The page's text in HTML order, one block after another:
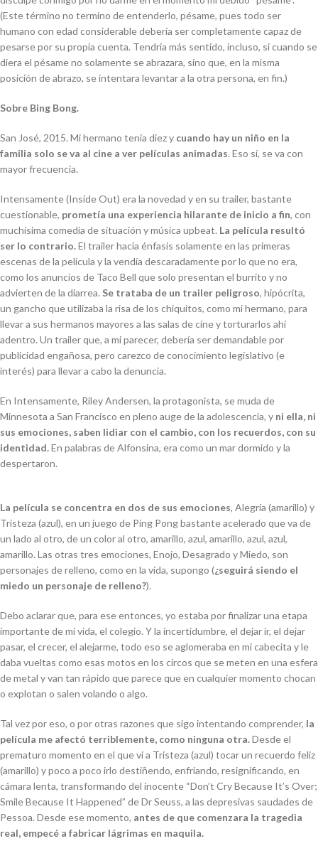
(Este término no termino de entenderlo, pésame, pues todo ser
humano con edad considerable debería ser completamente capaz de
pesarse por su propia cuenta. Tendría más sentido, incluso, si cuando se
diera el pésame no solamente se abrazara, sino que, en la misma
posición de abrazo, se intentara levantar a la otra persona, en fin.)
Sobre Bing Bong.
San José, 2015. Mi hermano tenía diez y cuando hay un niño en la
familia solo se va al cine a ver películas animadas. Eso sí, se va con
mayor frecuencia.
Intensamente(Inside Out) era la novedad y en su trailer, bastante
cuestionable, prometía una experiencia hilarante de inicio a fin, con
muchísima comedia de situación y música upbeat. La película resultó
ser lo contrario.El trailerhacía énfasis solamente en las primeras
escenas de la película y la vendía descaradamente por lo que no era,
como los anuncios de Taco Bell que solo presentan el burrito y no
advierten de la diarrea. Se trataba de un trailer peligroso, hipócrita,
un gancho que utilizaba la risa de los chiquitos, como mi hermano, para
llevar a sus hermanos mayores a las salas de cine y torturarlos ahí
adentro. Un trailerque, a mi parecer, debería ser demandable por
publicidad engañosa, pero carezco de conocimiento legislativo (e
interés) para llevar a cabo la denuncia.
En Intensamente, Riley Andersen, la protagonista, se muda de
Minnesota a San Francisco en pleno auge de la adolescencia, y ni ella, ni
sus emociones, saben lidiar con el cambio, con los recuerdos, con su
identidad.En palabras de Alfonsina, era como un mar dormido y la
despertaron.
La película se concentra en dos de sus emociones, Alegría (amarillo) y
Tristeza (azul), en un juego de Ping Pong bastante acelerado que va de
un lado al otro, de un color al otro, amarillo, azul, amarillo, azul, azul,
amarillo. Las otras tres emociones, Enojo, Desagrado y Miedo, son
personajes de relleno, como en la vida, supongo (¿seguirá siendo el
miedo un personaje de relleno?).
Debo aclarar que, para ese entonces, yo estaba por finalizar una etapa
importante de mi vida, el colegio. Y la incertidumbre, el dejar ir, el dejar
pasar, el crecer, el alejarme, todo eso se aglomeraba en mi cabecita y le
daba vueltas como esas motos en los circos que se meten en una esfera
de metal y van tan rápido que parece que en cualquier momento chocan
o explotan o salen volando o algo.
Tal vez por eso, o por otras razones que sigo intentando comprender, la
película me afectó terriblemente, como ninguna otra.Desde el
prematuro momento en el que vi a Tristeza (azul) tocar un recuerdo feliz
(amarillo) y poco a poco irlo destiñendo, enfriando, resignificando, en
cámara lenta, transformando del inocente “Don’t Cry Because It’s Over;
Smile Because It Happened” de Dr Seuss, a las depresivas saudades de
Pessoa. Desde ese momento, antes de que comenzara la tragedia
real, empecé a fabricar lágrimas en maquila.